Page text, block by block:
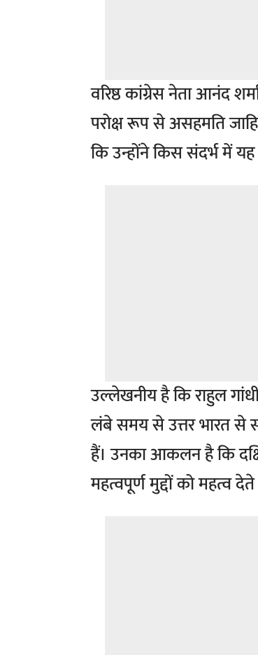
वरिष्ठ कांग्रेस नेता आनंद
परोक्ष रूप से असहमति
कि उन्होंने किस संदर्भ में यह
उल्लेखनीय है कि राहुल
लंबे समय से उत्तर भारत से
हैं। उनका आकलन है कि
महत्वपूर्ण मुद्दों को महत्व